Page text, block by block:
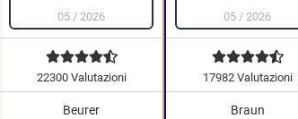
05 / 2026
22300 Valutazioni
Beurer
05 / 2026
17982 Valutazioni
Braun